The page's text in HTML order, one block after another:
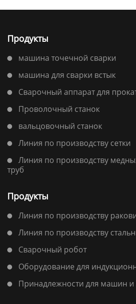
Продукты
машина точечной сварки
машина для сварки встык
Сварочный аппарат для
Проволочный станок
вальцовочный станок
Линия по производству сетки
Линия по производству
труб
Продукты
Линия по производству
Линия по производству
Сварочный робот
Оборудование для
Принадлежности для машин и